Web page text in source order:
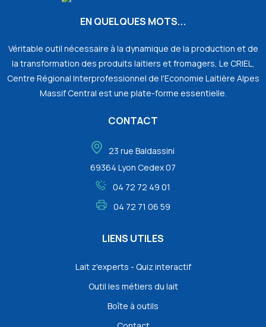
EN QUELQUES MOTS...
Véritable outil nécessaire à la dynamique de la production et de
la transformation des produits laitiers et fromagers, Le CRIEL,
Centre Régional Interprofessionnel de l'Economie Laitière Alpes
Massif Central est une plate-forme essentielle.
CONTACT
23 rue Baldassini
69364 Lyon Cedex 07
04 72 72 49 01
04 72 71 06 59
LIENS UTILES
Lait z'experts - Quiz interactif
Outil les métiers du lait
Boîte à outils